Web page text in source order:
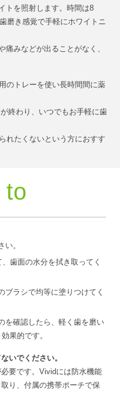
トを照射します。時間は8
磨き感覚で手軽にホワイトニ
痛みなどが出ることがなく、
のトレーを使い長時間間に薬
終わり、いつでもお手軽に歯
れたくないという方におすす
to
。
歯面の水分を拭き取ってく
ラシで均等に塗りつけてく
を確認したら、軽く歯を磨い
果的です。
いでください。
要です。Vividには防水機能
り、付属の携帯ポーチで保